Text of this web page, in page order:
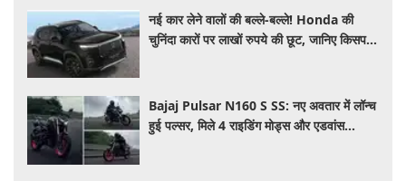
नई कार लेने वालों की बल्ले-बल्ले! Honda की
चुनिंदा कारों पर लाखों रुपये की छूट, जानिए किसपर-
Bajaj Pulsar N160 S SS: नए अवतार में लॉन्च
हुई पल्सर, मिले 4 राइडिंग मोड्स और एडवांस